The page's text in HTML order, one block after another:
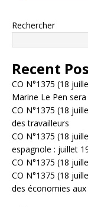
Rechercher
Recent
CO N°1375 (18
Marine Le Pen
CO N°1375 (18
des travailleurs
CO N°1375 (18
espagnole : juillet
CO N°1375 (18
CO N°1375 (18
des économies